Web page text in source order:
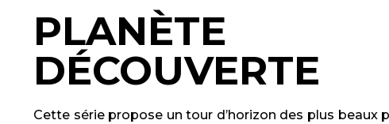
PLANÈTE
DÉCOUVERTE
Cette série propose un tour d’horizon des plus beaux